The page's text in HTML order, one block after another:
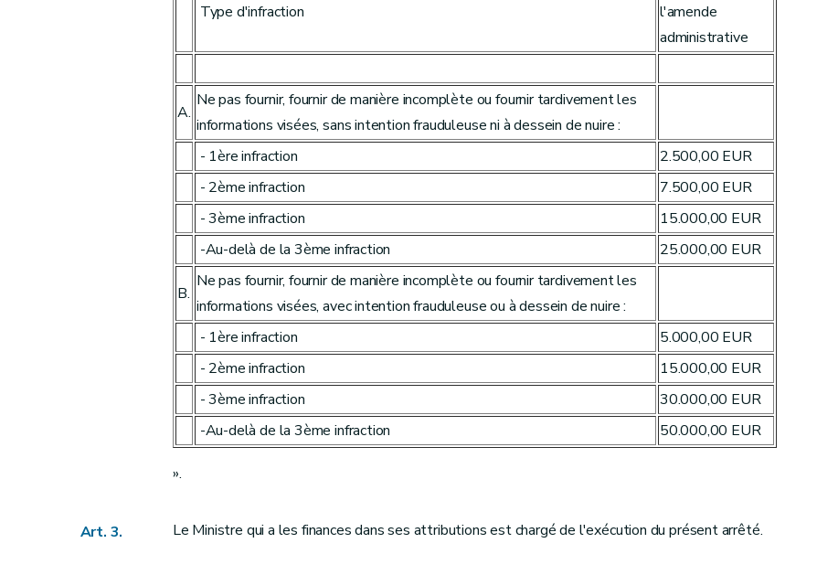
Type d'infraction
l'amende
administrative
A.
Ne pas fournir, fournir de manière incomplète ou fournir tardivement les
informations visées, sans intention frauduleuse ni à dessein de nuire :
- 1ère infraction
2.500,00 EUR
- 2ème infraction
7.500,00 EUR
- 3ème infraction
15.000,00 EUR
-Au-delà de la 3ème infraction
25.000,00 EUR
B.
Ne pas fournir, fournir de manière incomplète ou fournir tardivement les
informations visées, avec intention frauduleuse ou à dessein de nuire :
- 1ère infraction
5.000,00 EUR
- 2ème infraction
15.000,00 EUR
- 3ème infraction
30.000,00 EUR
-Au-delà de la 3ème infraction
50.000,00 EUR
».
Art. 3. Le Ministre qui a les finances dans ses attributions est chargé de l'exécution du présent arrêté.